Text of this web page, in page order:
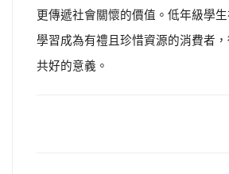
更傳遞社會關懷的價值。低年級學生
學習成為有禮且珍惜資源的消費者
共好的意義。